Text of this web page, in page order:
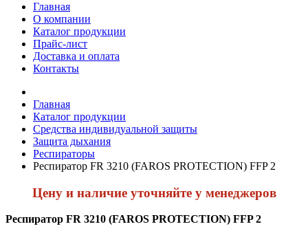
Главная
О компании
Каталог продукции
Прайс-лист
Доставка и оплата
Контакты
Главная
Каталог продукции
Средства индивидуальной защиты
Защита дыхания
Респираторы
Респиратор FR 3210 (FAROS PROTECTION) FFP 2
Цену и наличие уточняйте у менеджеров
Респиратор FR 3210 (FAROS PROTECTION) FFP 2